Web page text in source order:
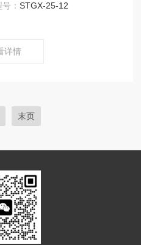
作温度1100℃，主要用于实
在真空或者保护气氛下使
降装置，可使
号：STGX-25-12
详情
末页